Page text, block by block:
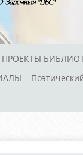
ПРОЕКТЫ